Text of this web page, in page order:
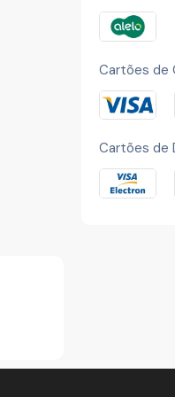
Cartões de
Cartões de